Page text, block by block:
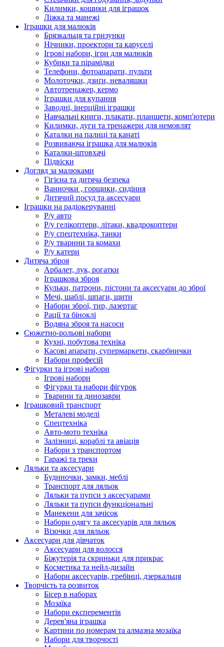
Килимки, кошики для іграшок
Ліжка та манежі
Іграшки для малюків
Брязкальця та гризунки
Нічники, проектори та каруселі
Ігрові набори, ігри для малюків
Кубики та пірамідки
Телефони, фотоапарати, пульти
Молоточки, дзиґи, неваляшки
Автотренажер, кермо
Іграшки для купання
Заводні, інерційні іграшки
Навчальні книги, плакати, планшети, комп'ютери
Килимки, дуги та тренажери для немовлят
Каталки на палиці та канаті
Розвиваюча іграшка для малюків
Каталки-штовхачі
Підвіски
Догляд за малюками
Гігієна та дитяча безпека
Ванночки , горщики, сидіння
Дитячий посуд та аксесуари
Іграшки на радіокеруванні
Р/у авто
Р/у гелікоптери, літаки, квадрокоптери
Р/у спецтехніка, танки
Р/у тварини та комахи
Р/у катери
Дитяча зброя
Арбалет, лук, рогатки
Іграшкова зброя
Кульки, патрони, пістони та аксесуари до зброї
Мечі, шаблі, шпаги, щити
Набори зброї, тир, лазертаг
Рації та біноклі
Водяна зброя та насоси
Сюжетно-рольові набори
Кухні, побутова техніка
Касові апарати, супермаркети, скарбнички
Набори професій
Фігурки та ігрові набори
Ігрові набори
Фігурки та набори фігурок
Тварини та динозаври
Іграшковий транспорт
Металеві моделі
Спецтехніка
Авто-мото техніка
Залізниці, кораблі та авіація
Набори з транспортом
Гаражі та треки
Ляльки та аксесуари
Будиночки, замки, меблі
Транспорт для ляльок
Ляльки та пупси з аксесуарами
Ляльки та пупси функціональні
Манекени для зачісок
Набори одягу та аксесуарів для ляльок
Візочки для ляльок
Аксесуари для дівчаток
Аксесуари для волосся
Біжутерія та скриньки для прикрас
Косметика та нейл-дизайн
Набори аксесуарів, гребінці, дзеркальця
Творчість та розвиток
Бісер в наборах
Мозаїка
Набори експерементів
Дерев'яна іграшка
Картини по номерам та алмазна мозаїка
Набори для творчості